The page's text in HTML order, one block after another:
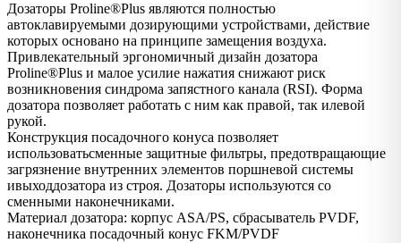
Дозаторы Proline®Plus являются полностью
автоклавируемыми дозирующими устройствами, действие
которых основано на принципе замещения воздуха.
Привлекательный эргономичный дизайн дозатора
Proline®Plus и малое усилие нажатия снижают риск
возникновения синдрома запястного канала (RSI). Форма
дозатора позволяет работать с ним как правой, так илевой
рукой.
Конструкция посадочного конуса позволяет
использоватьсменные защитные фильтры, предотвращающие
загрязнение внутренних элементов поршневой системы
ивыходдозатора из строя. Дозаторы используются со
сменными наконечниками.
Материал дозатора: корпус ASA/PS, сбрасыватель PVDF,
наконечника посадочный конус FKM/PVDF